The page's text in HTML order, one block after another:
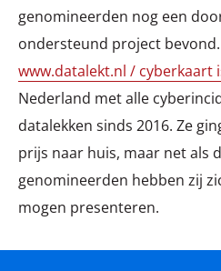
genomineerden nog een
ondersteund project
www.datalekt.nl / cyberkaart
Nederland met alle
datalekken sinds 2016. Ze
prijs naar huis, maar net als
genomineerden hebben zij
mogen presenteren.